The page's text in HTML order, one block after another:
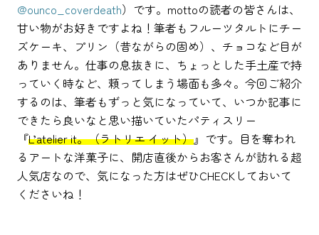
@ounco_coverdeath）です。mottoの読者の皆さんは、
甘い物がお好きですよね！筆者もフルーツタルトにチー
ズケーキ、プリン（昔ながらの固め）、チョコなど目が
ありません。仕事の息抜きに、ちょっとした手土産で持
っていく時など、頼ってしまう場面も多々。今回ご紹介
するのは、筆者もずっと気になっていて、いつか記事に
できたら良いなと思い描いていたパティスリー
『L’atelier it。（ラトリエ イット）』です。目を奪われ
るアートな洋菓子に、開店直後からお客さんが訪れる超
人気店なので、気になった方はぜひCHECKしておいて
くださいね！